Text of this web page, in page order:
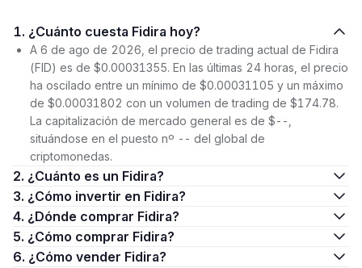
1. ¿Cuánto cuesta Fidira hoy?
A 6 de ago de 2026, el precio de trading actual de Fidira
(FID) es de $0.00031355. En las últimas 24 horas, el precio
ha oscilado entre un mínimo de $0.00031105 y un máximo
de $0.00031802 con un volumen de trading de $174.78.
La capitalización de mercado general es de $--,
situándose en el puesto nº -- del global de
criptomonedas.
2. ¿Cuánto es un Fidira?
3. ¿Cómo invertir en Fidira?
4. ¿Dónde comprar Fidira?
5. ¿Cómo comprar Fidira?
6. ¿Cómo vender Fidira?